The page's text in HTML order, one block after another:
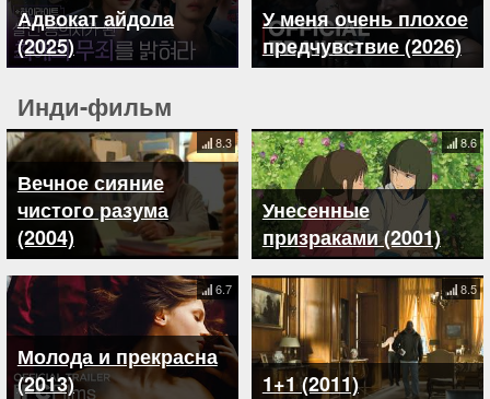
Адвокат айдола
(2025)
У меня очень плохое
предчувствие (2026)
Инди-фильм
Вечное сияние
чистого разума
(2004)
8.3
Унесенные
призраками (2001)
8.6
Молода и прекрасна
(2013)
6.7
1+1 (2011)
8.5